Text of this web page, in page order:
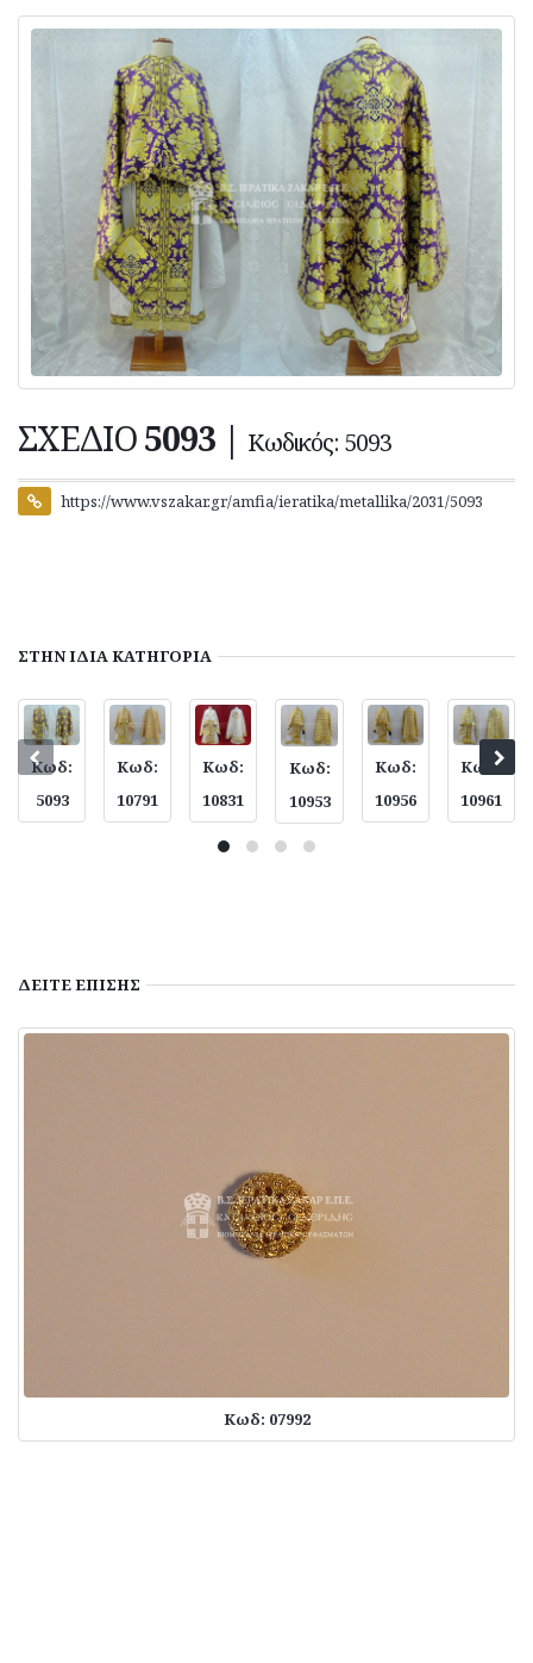
ΣΧΕΔΙΟ5093 | Κωδικός: 5093
https://www.vszakar.gr/amfia/ieratika/metallika/2031/5093
ΣΤΗΝ ΙΔΙΑΚΑΤΗΓΟΡΙΑ
Κωδ:
5093
Κωδ:
10791
Κωδ:
10831
Κωδ:
10953
Κωδ:
10956
Κωδ:
10961
ΔΕΙΤΕΕΠΙΣΗΣ
Κωδ: 07992